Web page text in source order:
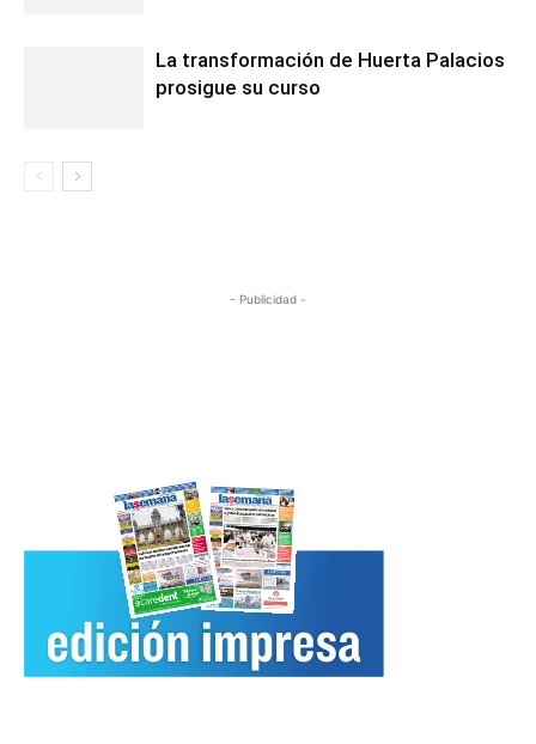
La transformación de Huerta Palacios
prosigue su curso
- Publicidad -